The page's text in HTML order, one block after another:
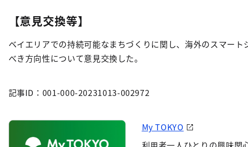
【意見交換等】
ベイエリアでの持続可能なまちづくりに関し、海外のスマー
べき方向性について意見交換した。
記事ID：001-000-20231013-002972
My TOKYO